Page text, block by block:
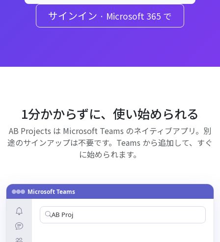
サインイン · Microsoft 365 で
1分かからずに、使い始められる
AB Projects は Microsoft Teams のネイティブアプリ。別
途のサインアップは不要です。Teams から追加して、すぐ
に始められます。
Microsoft Teams
AB Projects